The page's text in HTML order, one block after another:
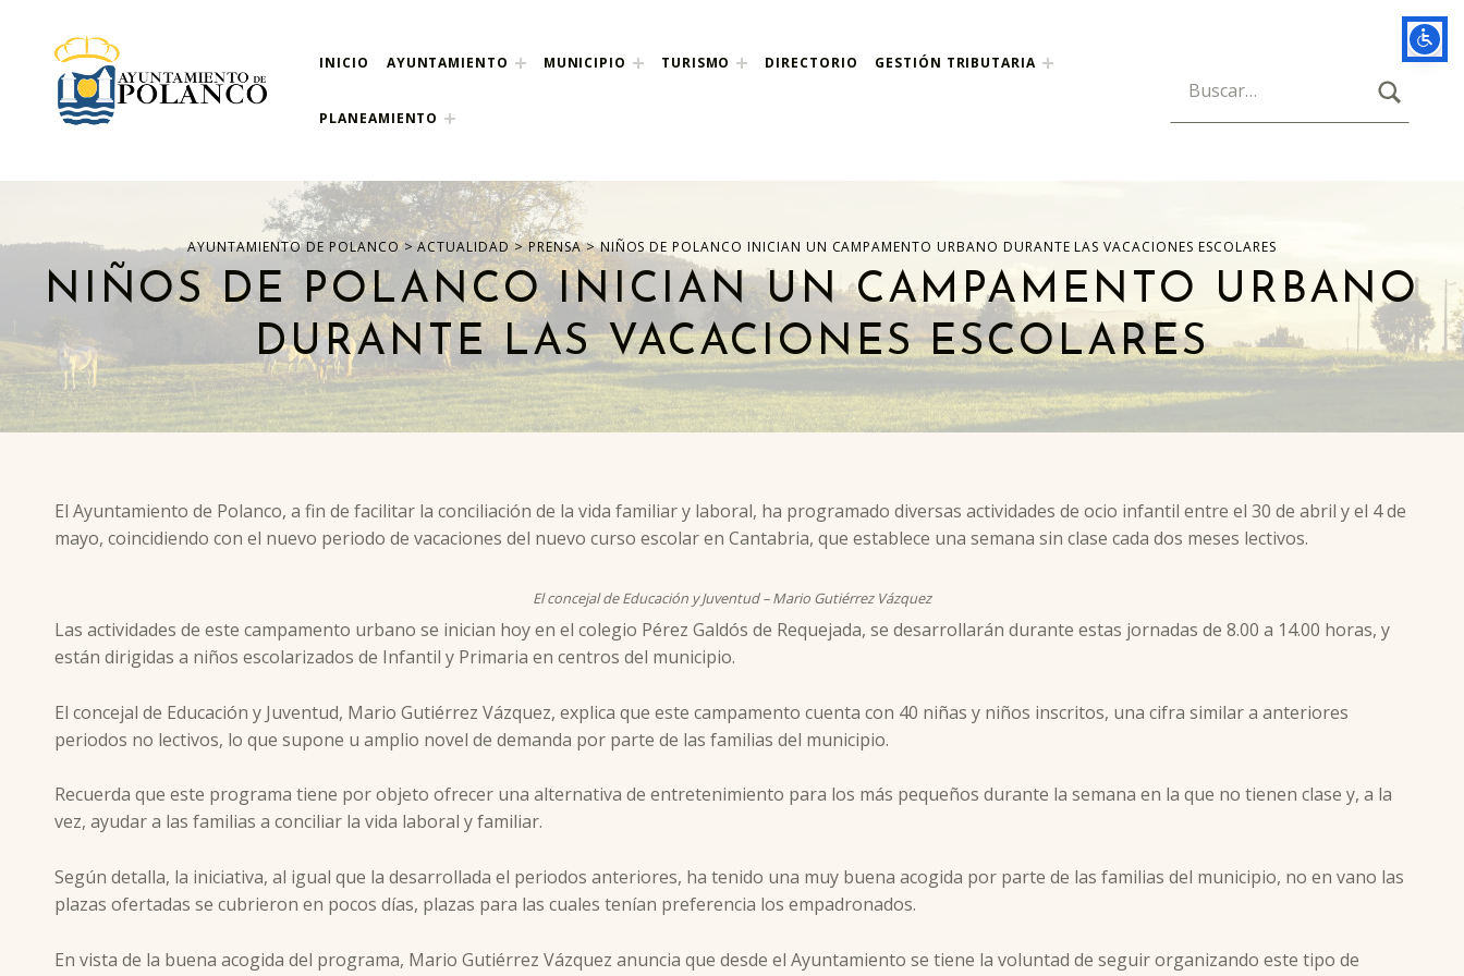
ayuntamiento de polanco
AYUNTAMIENTO DE POLANCO
INICIO AYUNTAMIENTO MUNICIPIO TURISMO DIRECTORIO GESTIÓN TRIBUTARIA
PLANEAMIENTO
Búsqueda para:
AYUNTAMIENTO DE POLANCO>ACTUALIDAD>PRENSA>NIÑOS DE POLANCO INICIAN UN CAMPAMENTO URBANO DURANTE LAS VACACIONES ESCOLARES
NIÑOS DE POLANCO INICIAN UN CAMPAMENTO URBANO
DURANTE LAS VACACIONES ESCOLARES
El Ayuntamiento de Polanco, a fin de facilitar la conciliación de la vida familiar y laboral, ha programado diversas actividades de ocio infantil entre el 30 de abril y el 4 de
mayo, coincidiendo con el nuevo periodo de vacaciones del nuevo curso escolar en Cantabria, que establece una semana sin clase cada dos meses lectivos.
El concejal de Educación y Juventud – Mario Gutiérrez Vázquez
Las actividades de este campamento urbano se inician hoy en el colegio Pérez Galdós de Requejada, se desarrollarán durante estas jornadas de 8.00 a 14.00 horas, y
están dirigidas a niños escolarizados de Infantil y Primaria en centros del municipio.
El concejal de Educación y Juventud, Mario Gutiérrez Vázquez, explica que este campamento cuenta con 40 niñas y niños inscritos, una cifra similar a anteriores
periodos no lectivos, lo que supone u amplio novel de demanda por parte de las familias del municipio.
Recuerda que este programa tiene por objeto ofrecer una alternativa de entretenimiento para los más pequeños durante la semana en la que no tienen clase y, a la
vez, ayudar a las familias a conciliar la vida laboral y familiar.
Según detalla, la iniciativa, al igual que la desarrollada el periodos anteriores, ha tenido una muy buena acogida por parte de las familias del municipio, no en vano las
plazas ofertadas se cubrieron en pocos días, plazas para las cuales tenían preferencia los empadronados.
En vista de la buena acogida del programa, Mario Gutiérrez Vázquez anuncia que desde el Ayuntamiento se tiene la voluntad de seguir organizando este tipo de